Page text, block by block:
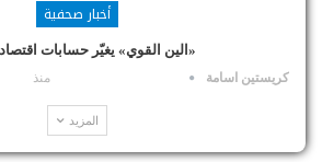
أخبار صحفية
«الين القوي» يغيّر حسابات اقتصاد
كريستين اسامة منذ
المزيد